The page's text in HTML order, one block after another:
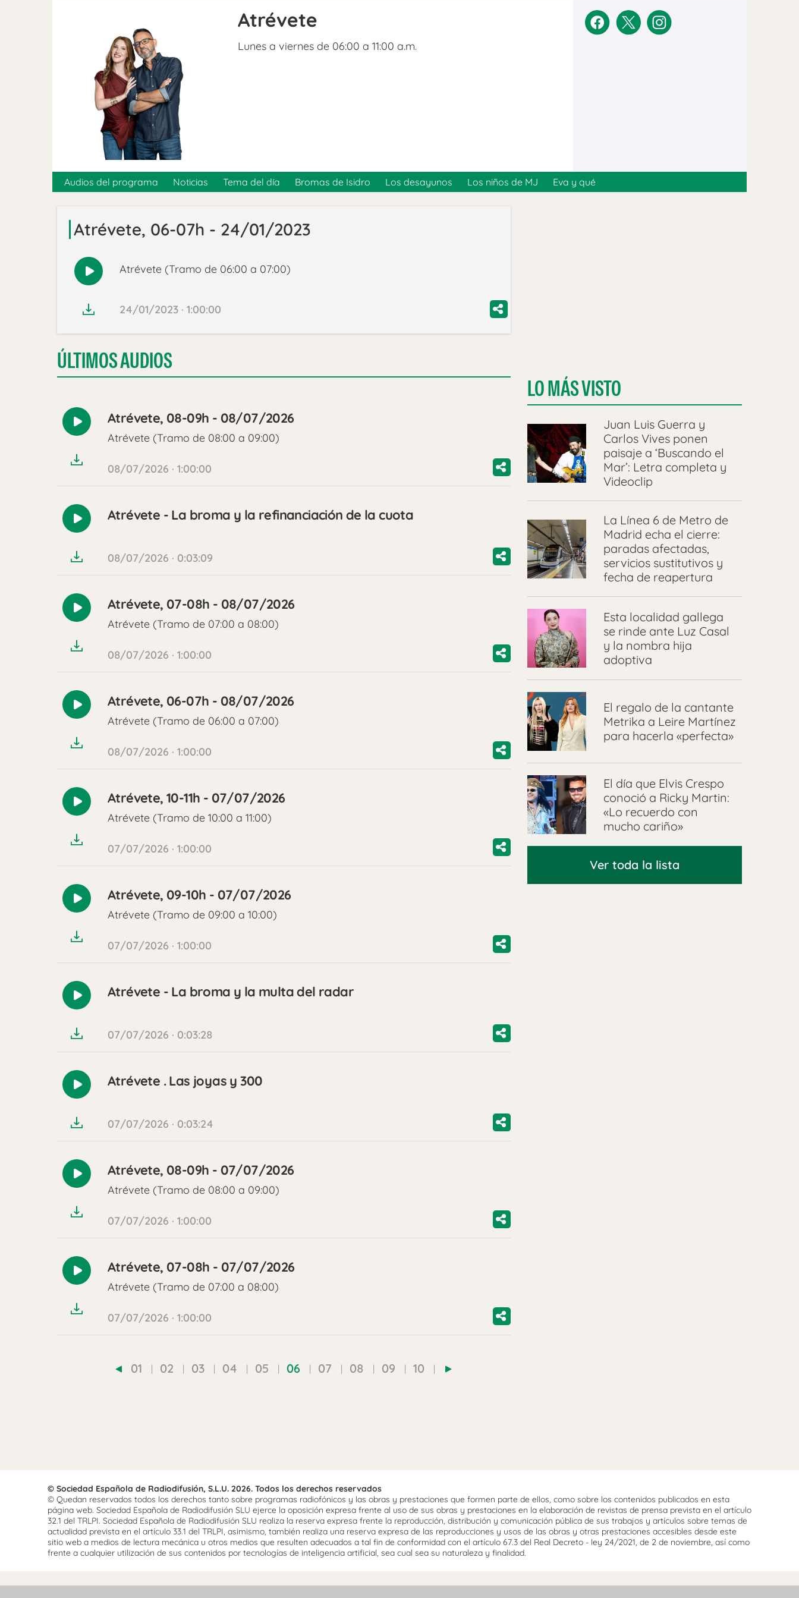
Atrévete
Lunes a viernes de 06:00 a 11:00 a.m.
Audios del programa Noticias Tema del día Bromas de Isidro Los desayunos Los niños de MJ Eva y qué
Atrévete, 06-07h - 24/01/2023
Reproducir
Atrévete (Tramo de 06:00 a 07:00)
24/01/2023 · 1:00:00
ÚLTIMOS AUDIOS
Reproducir
Atrévete, 08-09h - 08/07/2026
Atrévete (Tramo de 08:00 a 09:00)
08/07/2026 · 1:00:00
Reproducir
Atrévete - La broma y la refinanciación de la cuota
08/07/2026 · 0:03:09
Reproducir
Atrévete, 07-08h - 08/07/2026
Atrévete (Tramo de 07:00 a 08:00)
08/07/2026 · 1:00:00
Reproducir
Atrévete, 06-07h - 08/07/2026
Atrévete (Tramo de 06:00 a 07:00)
08/07/2026 · 1:00:00
Reproducir
Atrévete, 10-11h - 07/07/2026
Atrévete (Tramo de 10:00 a 11:00)
07/07/2026 · 1:00:00
Reproducir
Atrévete, 09-10h - 07/07/2026
Atrévete (Tramo de 09:00 a 10:00)
07/07/2026 · 1:00:00
Reproducir
Atrévete - La broma y la multa del radar
07/07/2026 · 0:03:28
Reproducir
Atrévete . Las joyas y 300
07/07/2026 · 0:03:24
Reproducir
Atrévete, 08-09h - 07/07/2026
Atrévete (Tramo de 08:00 a 09:00)
07/07/2026 · 1:00:00
Reproducir
Atrévete, 07-08h - 07/07/2026
Atrévete (Tramo de 07:00 a 08:00)
07/07/2026 · 1:00:00
01 02 03 04 05 06 07 08 09 10
LO MÁS VISTO
Juan Luis Guerra y
Carlos Vives ponen
paisaje a ‘Buscando el
Mar’: Letra completa y
Videoclip
La Línea 6 de Metro de
Madrid echa el cierre:
paradas afectadas,
servicios sustitutivos y
fecha de reapertura
Esta localidad gallega
se rinde ante Luz Casal
y la nombra hija
adoptiva
El regalo de la cantante
Metrika a Leire Martínez
para hacerla «perfecta»
El día que Elvis Crespo
conoció a Ricky Martin:
«Lo recuerdo con
mucho cariño»
Ver toda la lista
© Sociedad Española de Radiodifusión, S.L.U. 2026. Todos los derechos reservados
© Quedan reservados todos los derechos tanto sobre programas radiofónicos y las obras y prestaciones que formen parte de ellos, como sobre los contenidos publicados en esta
página web. Sociedad Española de Radiodifusión SLU ejerce la oposición expresa frente al uso de sus obras y prestaciones en la elaboración de revistas de prensa prevista en el artículo
32.1 del TRLPI. Sociedad Española de Radiodifusión SLU realiza la reserva expresa frente la reproducción, distribución y comunicación pública de sus trabajos y artículos sobre temas de
actualidad prevista en el artículo 33.1 del TRLPI, asimismo, también realiza una reserva expresa de las reproducciones y usos de las obras y otras prestaciones accesibles desde este
sitio web a medios de lectura mecánica u otros medios que resulten adecuados a tal fin de conformidad con el artículo 67.3 del Real Decreto - ley 24/2021, de 2 de noviembre, así como
frente a cualquier utilización de sus contenidos por tecnologías de inteligencia artificial, sea cual sea su naturaleza y finalidad.